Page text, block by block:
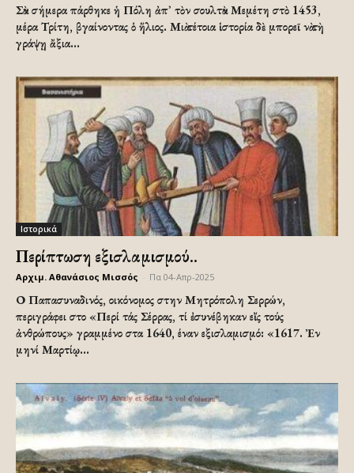
Σὰν σήμερα πάρθηκε ἡ Πόλη ἀπ᾿ τὸν σουλτὰν Μεμέτη στὸ 1453,
μέρα Τρίτη, βγαίνοντας ὁ ἥλιος. Μιὰ τέτοια ἱστορία δὲ μπορεῖ νὰ τὴ
γράψῃ ἄξια...
Ιστορικά
Περίπτωση εξισλαμισμού..
Αρχιμ. Αθανάσιος Μισσός Πα 04-Απρ-2025
Ο Παπασυναδινός, οικόνομος στην Μητρόπολη Σερρών,
περιγράφει στο «Περί τάς Σέρρας, τί ἐσυνέβηκαν εἴς τούς
ἀνθρώπους» γραμμένο στα 1640, έναν εξισλαμισμό: «1617. Ἐν
μηνί Μαρτίῳ...